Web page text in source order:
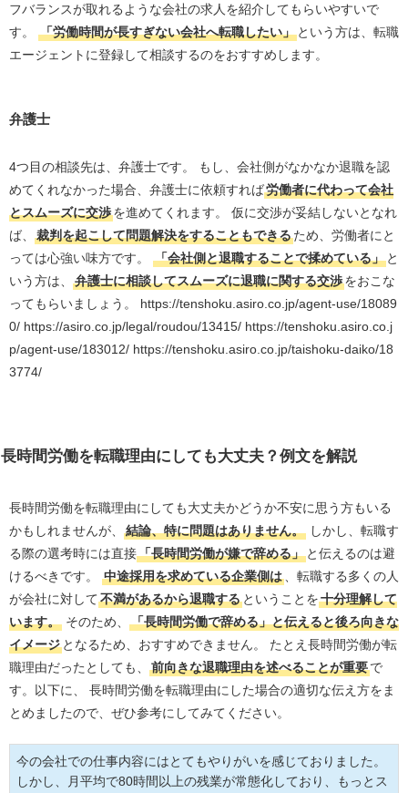
フバランスが取れるような会社の求人を紹介してもらいやすいで
す。
「労働時間が長すぎない会社へ転職したい」という方は、転職
エージェントに登録して相談するのをおすすめします。
弁護士
4つ目の相談先は、弁護士です。 もし、会社側がなかなか退職を認
めてくれなかった場合、弁護士に依頼すれば労働者に代わって会社
とスムーズに交渉を進めてくれます。 仮に交渉が妥結しないとなれ
ば、
裁判を起こして問題解決をすることもできるため、労働者にと
っては心強い味方です。
「会社側と退職することで揉めている」と
いう方は、
弁護士に相談してスムーズに退職に関する交渉をおこな
ってもらいましょう。 https://tenshoku.asiro.co.jp/agent-use/18089
0/ https://asiro.co.jp/legal/roudou/13415/ https://tenshoku.asiro.co.j
p/agent-use/183012/ https://tenshoku.asiro.co.jp/taishoku-daiko/18
3774/
長時間労働を転職理由にしても大丈夫？例文を解説
長時間労働を転職理由にしても大丈夫かどうか不安に思う方もいる
かもしれませんが、
結論、特に問題はありません。しかし、転職す
る際の選考時には直接「長時間労働が嫌で辞める」と伝えるのは避
けるべきです。
中途採用を求めている企業側は、転職する多くの人
が会社に対して不満があるから退職するということを十分理解して
います。そのため、
「長時間労働で辞める」と伝えると後ろ向きな
イメージとなるため、おすすめできません。 たとえ長時間労働が転
職理由だったとしても、
前向きな退職理由を述べることが重要で
す。以下に、 長時間労働を転職理由にした場合の適切な伝え方をま
とめましたので、ぜひ参考にしてみてください。
今の会社での仕事内容にはとてもやりがいを感じておりました。
しかし、月平均で80時間以上の残業が常態化しており、もっとス